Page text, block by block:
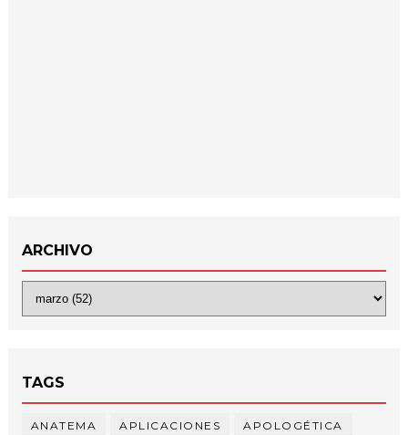
ARCHIVO
TAGS
ANATEMA APLICACIONES APOLOGÉTICA